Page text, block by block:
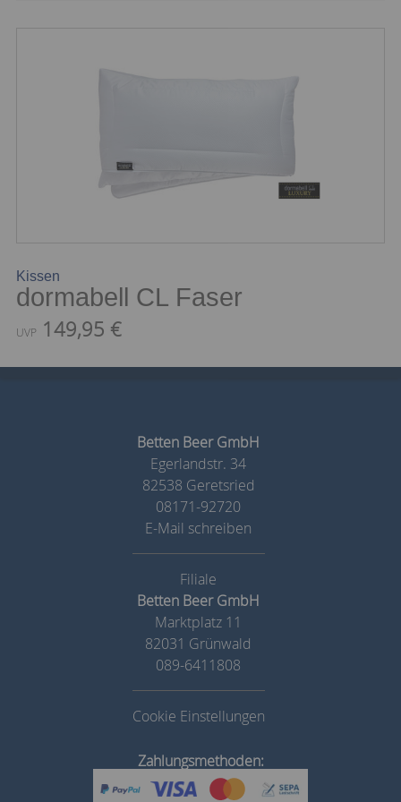
Kissen
dormabell CL Faser
UVP 149,95 €
Betten Beer GmbH
Egerlandstr. 34
82538 Geretsried
08171-92720
E-Mail schreiben
Betten Beer GmbH
Marktplatz 11
82031 Grünwald
089-6411808
Cookie Einstellungen
Zahlungsmethoden: